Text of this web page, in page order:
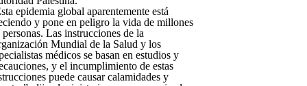
epidemia global aparentemente está
y pone en peligro la vida de millones
personas. Las instrucciones de la
Mundial de la Salud y los
médicos se basan en estudios y
y el incumplimiento de estas
puede causar calamidades y